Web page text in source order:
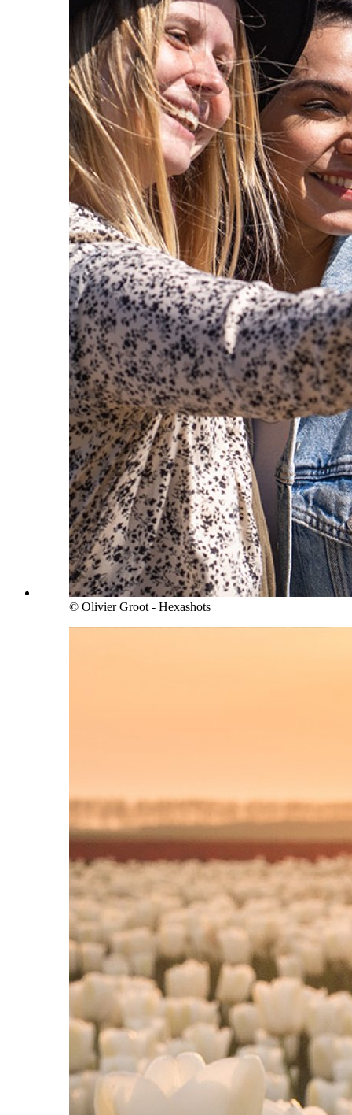
© Olivier Groot - Hexashots